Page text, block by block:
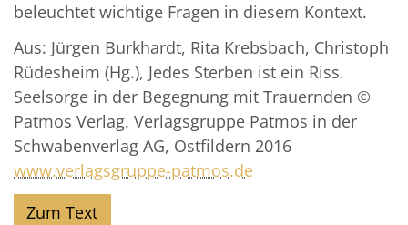
beleuchtet wichtige Fragen in diesem Kontext.
Aus: Jürgen Burkhardt, Rita Krebsbach, Christoph
Rüdesheim (Hg.), Jedes Sterben ist ein Riss.
Seelsorge in der Begegnung mit Trauernden ©
Patmos Verlag. Verlagsgruppe Patmos in der
Schwabenverlag AG, Ostfildern 2016
www.verlagsgruppe-patmos.de
Zum Text